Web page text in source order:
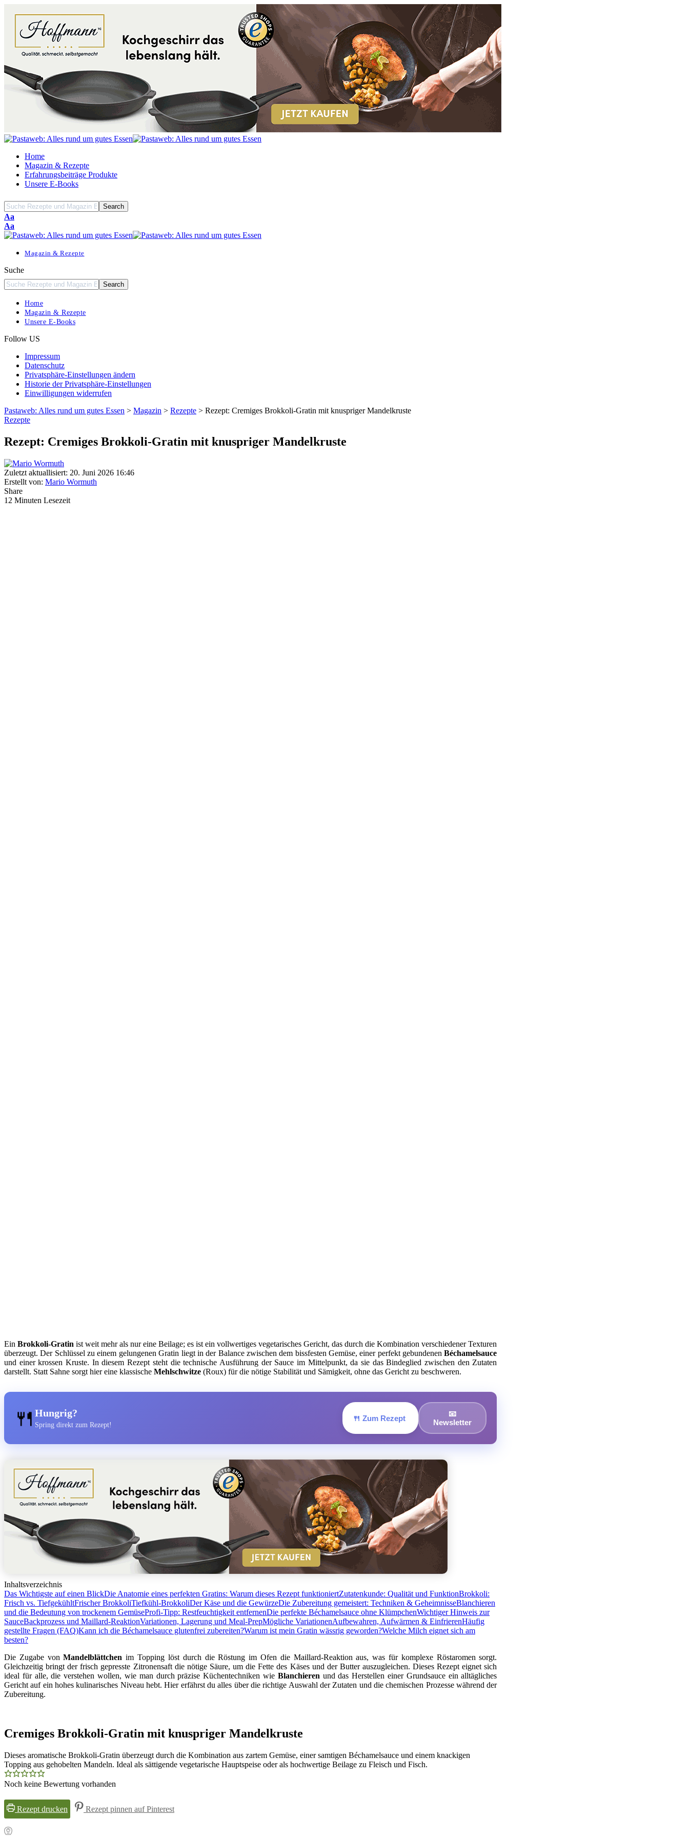
Home
Magazin & Rezepte
Erfahrungsbeiträge Produkte
Unsere E-Books
Font
Resizer
Aa
Font
Resizer
Aa
Magazin & Rezepte
Suche
Home
Magazin & Rezepte
Unsere E-Books
Follow US
Impressum
Datenschutz
Privatsphäre-Einstellungen ändern
Historie der Privatsphäre-Einstellungen
Einwilligungen widerrufen
Pastaweb: Alles rund um gutes Essen > Magazin > Rezepte > Rezept: Cremiges Brokkoli-Gratin mit knuspriger Mandelkruste
Rezepte
Rezept: Cremiges Brokkoli-Gratin mit knuspriger Mandelkruste
Zuletzt aktuallisiert: 20. Juni 2026 16:46
Erstellt von: Mario Wormuth
Share
12 Minuten Lesezeit
EinBrokkoli-Gratin ist weit mehr als nur eine Beilage; es ist ein vollwertiges vegetarisches Gericht, das durch die Kombination verschiedener Texturen
überzeugt. Der Schlüssel zu einem gelungenen Gratin liegt in der Balance zwischen dem bissfesten Gemüse, einer perfekt gebundenenBéchamelsauce
und einer krossen Kruste. In diesem Rezept steht die technische Ausführung der Sauce im Mittelpunkt, da sie das Bindeglied zwischen den Zutaten
darstellt. Statt Sahne sorgt hier eine klassische Mehlschwitze (Roux) für die nötige Stabilität und Sämigkeit, ohne das Gericht zu beschweren.
🍴Hungrig?
Spring direkt zum Rezept!
🍴 Zum Rezept
📧
Newsletter
Inhaltsverzeichnis
Das Wichtigste auf einen BlickDie Anatomie eines perfekten Gratins: Warum dieses Rezept funktioniertZutatenkunde: Qualität und FunktionBrokkoli:
Frisch vs. TiefgekühltFrischer BrokkoliTiefkühl-BrokkoliDer Käse und die GewürzeDie Zubereitung gemeistert: Techniken & GeheimnisseBlanchieren
und die Bedeutung von trockenem GemüseProfi-Tipp: Restfeuchtigkeit entfernenDie perfekte Béchamelsauce ohne KlümpchenWichtiger Hinweis zur
SauceBackprozess und Maillard-ReaktionVariationen, Lagerung und Meal-PrepMögliche VariationenAufbewahren, Aufwärmen & EinfrierenHäufig
gestellte Fragen (FAQ)Kann ich die Béchamelsauce glutenfrei zubereiten?Warum ist mein Gratin wässrig geworden?Welche Milch eignet sich am
besten?
Die Zugabe vonMandelblättchen im Topping löst durch die Röstung im Ofen die Maillard-Reaktion aus, was für komplexe Röstaromen sorgt.
Gleichzeitig bringt der frisch gepresste Zitronensaft die nötige Säure, um die Fette des Käses und der Butter auszugleichen. Dieses Rezept eignet sich
ideal für alle, die verstehen wollen, wie man durch präzise Küchentechniken wie Blanchierenund das Herstellen einer Grundsauce ein alltägliches
Gericht auf ein hohes kulinarisches Niveau hebt. Hier erfährst du alles über die richtige Auswahl der Zutaten und die chemischen Prozesse während der
Zubereitung.
Cremiges Brokkoli-Gratin mit knuspriger Mandelkruste
Dieses aromatische Brokkoli-Gratin überzeugt durch die Kombination aus zartem Gemüse, einer samtigen Béchamelsauce und einem knackigen
Topping aus gehobelten Mandeln. Ideal als sättigende vegetarische Hauptspeise oder als hochwertige Beilage zu Fleisch und Fisch.
Noch keine Bewertung vorhanden
Rezept drucken Rezept pinnen auf Pinterest